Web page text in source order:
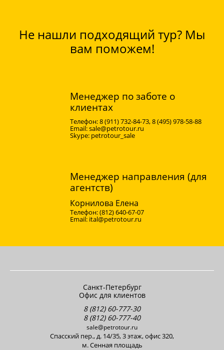
Не нашли подходящий тур? Мы
вам поможем!
Менеджер по заботе о
клиентах
8 (911) 732-84-73, 8 (495) 978-58-88
sale@petrotour.ru
petrotour_sale
Менеджер направления (для
агентств)
Корнилова Елена
(812) 640-67-07
ital@petrotour.ru
Санкт-Петербург
Офис для клиентов
8 (812) 60-777-30
8 (812) 60-777-40
sale@petrotour.ru
Cпасский пер., д. 14/35, 3 этаж, офис 320,
м. Сенная площадь